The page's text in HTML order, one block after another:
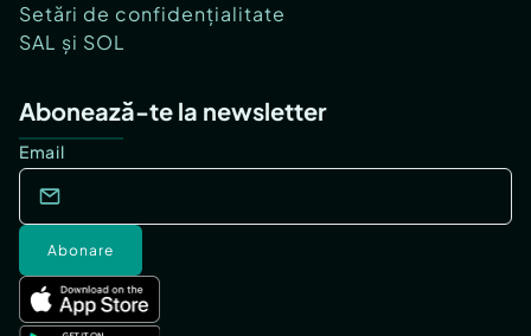
Setări de confidențialitate
SAL și SOL
Abonează-te la newsletter
Email
Abonare